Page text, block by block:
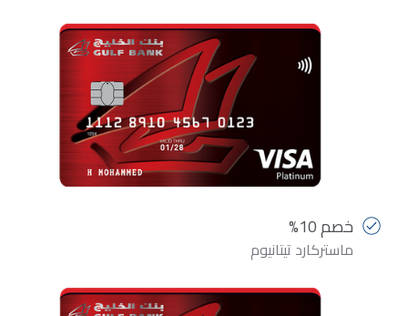
خصم 10%
ماستركارد تيتانيوم